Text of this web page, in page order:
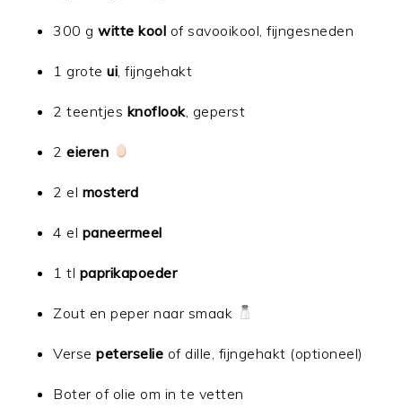
300 gwitte kool of savooikool, fijngesneden
1 groteui , fijngehakt
2 teentjes knoflook, geperst
2eieren
2 el mosterd
4 el paneermeel
1 tl paprikapoeder
Zout en peper naar smaak
Versepeterselie of dille, fijngehakt (optioneel)
Boter of olie om in te vetten